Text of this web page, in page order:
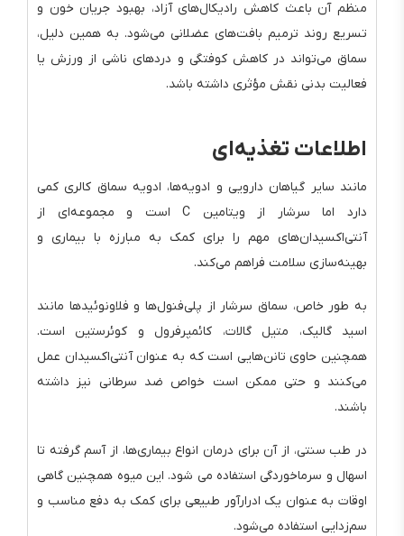
منظم آن باعث کاهش رادیکال‌های آزاد، بهبود جریان خون و
تسریع روند ترمیم بافت‌های عضلانی می‌شود. به همین دلیل،
سماق می‌تواند در کاهش کوفتگی و دردهای ناشی از ورزش یا
فعالیت بدنی نقش مؤثری داشته باشد.
اطلاعات تغذیه‌ای
مانند سایر گیاهان دارویی و ادویه‌ها، ادویه سماق کالری کمی
دارد اما سرشار از ویتامین C است و مجموعه‌ای از
آنتی‌اکسیدان‌های مهم را برای کمک به مبارزه با بیماری و
بهینه‌سازی سلامت فراهم می‌کند.
به طور خاص، سماق سرشار از پلی‌فنول‌ها و فلاونوئیدها مانند
اسید گالیک، متیل گالات، کائمپرفرول و کوئرستین است.
همچنین حاوی تانن‌هایی است که به عنوان آنتی‌اکسیدان عمل
می‌کنند و حتی ممکن است خواص ضد سرطانی نیز داشته
باشند.
در طب سنتی، از آن برای درمان انواع بیماری‌ها، از آسم گرفته تا
اسهال و سرماخوردگی استفاده می شود. این میوه همچنین گاهی
اوقات به عنوان یک ادرارآور طبیعی برای کمک به دفع مناسب و
سم‌زدایی استفاده می‌شود.